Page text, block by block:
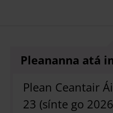
Pleananna atá
Plean Ceantair
23 (sínte go